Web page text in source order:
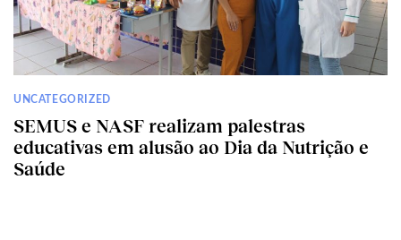
UNCATEGORIZED
SEMUS e NASF realizam palestras
educativas em alusão ao Dia da Nutrição e
Saúde